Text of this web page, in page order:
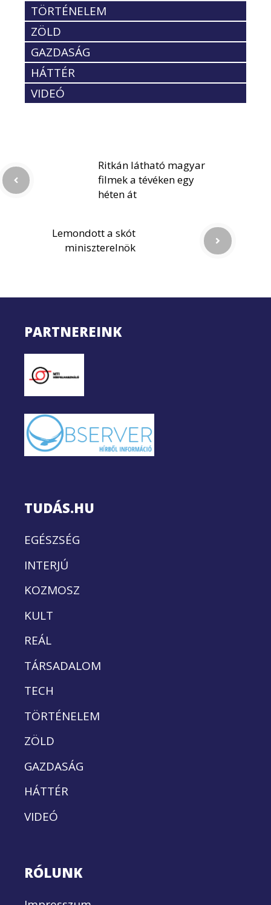
TÖRTÉNELEM
ZÖLD
GAZDASÁG
HÁTTÉR
VIDEÓ
Ritkán látható magyar
filmek a tévéken egy
héten át
Lemondott a skót
miniszterelnök
PARTNEREINK
TUDÁS.HU
EGÉSZSÉG
INTERJÚ
KOZMOSZ
KULT
REÁL
TÁRSADALOM
TECH
TÖRTÉNELEM
ZÖLD
GAZDASÁG
HÁTTÉR
VIDEÓ
RÓLUNK